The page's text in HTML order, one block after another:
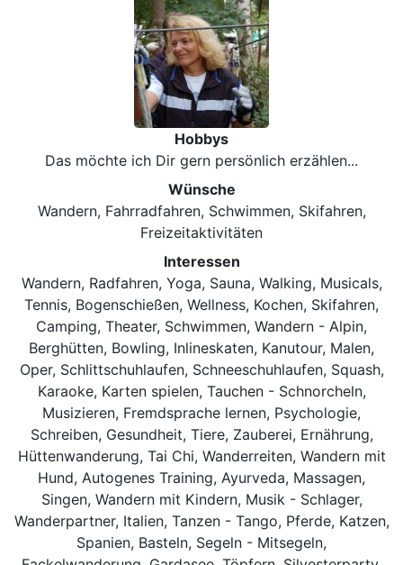
Hobbys
Das möchte ich Dir gern persönlich erzählen...
Wünsche
Wandern, Fahrradfahren, Schwimmen, Skifahren,
Freizeitaktivitäten
Interessen
Wandern, Radfahren, Yoga, Sauna, Walking, Musicals,
Tennis, Bogenschießen, Wellness, Kochen, Skifahren,
Camping, Theater, Schwimmen, Wandern - Alpin,
Berghütten, Bowling, Inlineskaten, Kanutour, Malen,
Oper, Schlittschuhlaufen, Schneeschuhlaufen, Squash,
Karaoke, Karten spielen, Tauchen - Schnorcheln,
Musizieren, Fremdsprache lernen, Psychologie,
Schreiben, Gesundheit, Tiere, Zauberei, Ernährung,
Hüttenwanderung, Tai Chi, Wanderreiten, Wandern mit
Hund, Autogenes Training, Ayurveda, Massagen,
Singen, Wandern mit Kindern, Musik - Schlager,
Wanderpartner, Italien, Tanzen - Tango, Pferde, Katzen,
Spanien, Basteln, Segeln - Mitsegeln,